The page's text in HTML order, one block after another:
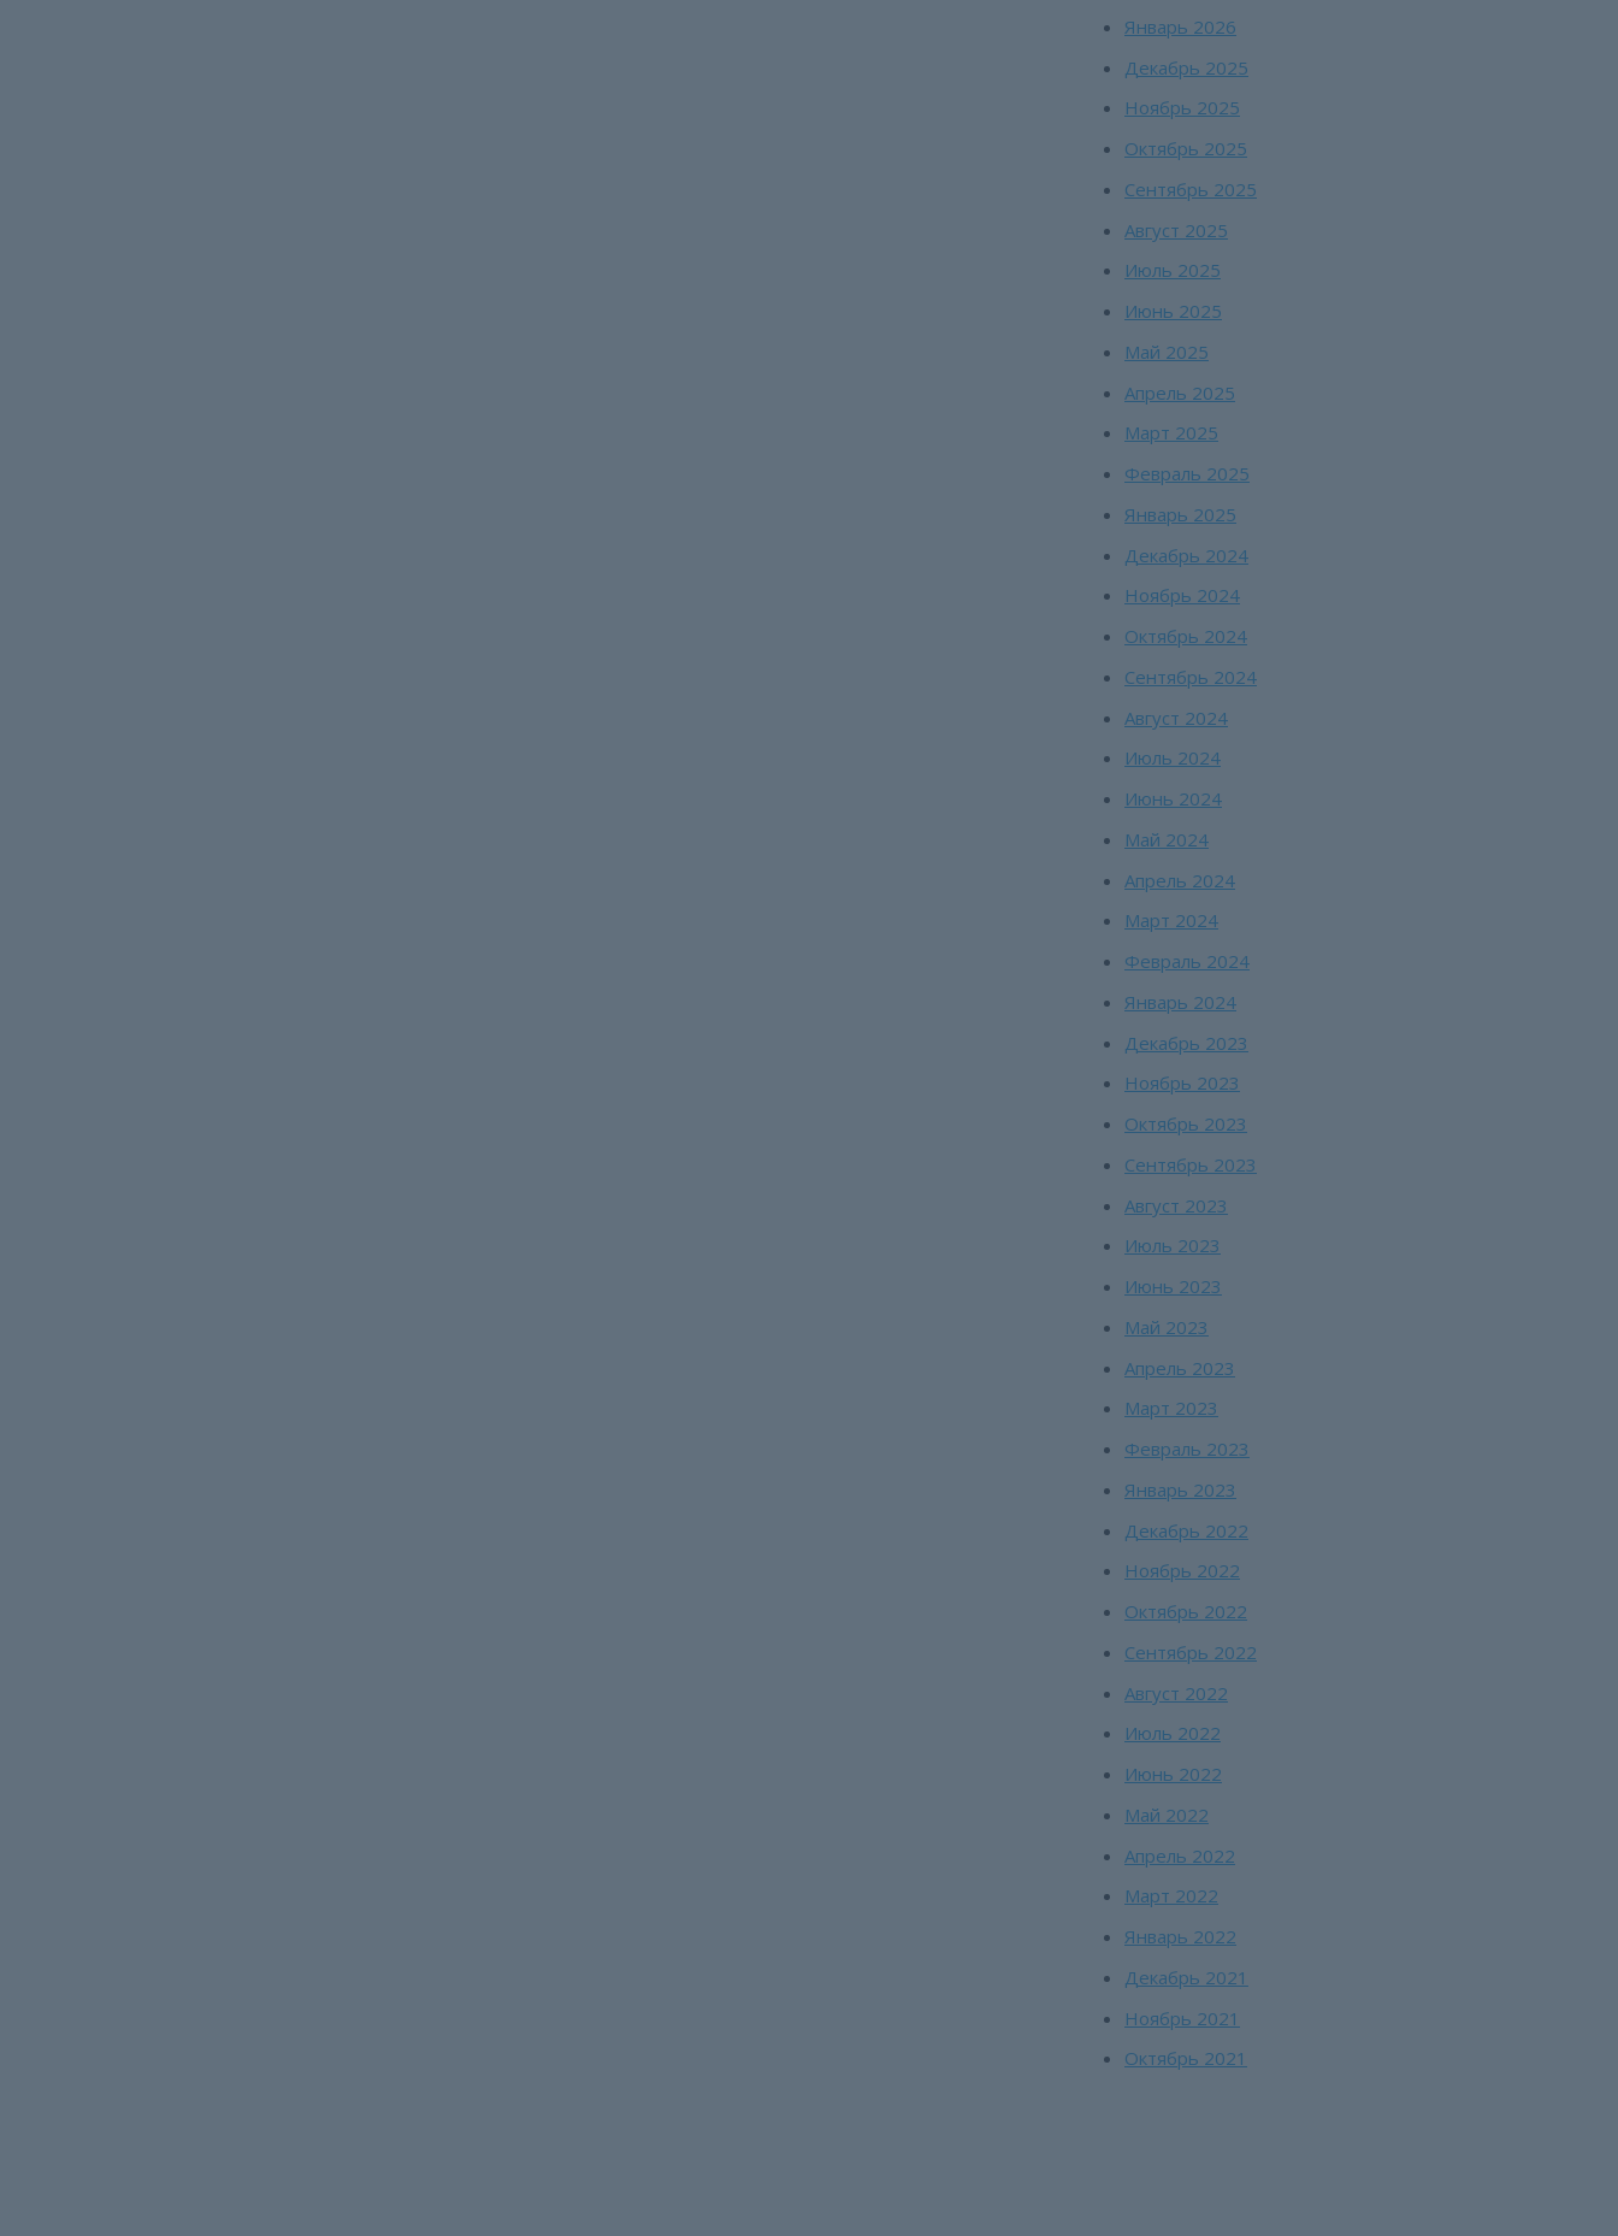
Январь 2026
Декабрь 2025
Ноябрь 2025
Октябрь 2025
Сентябрь 2025
Август 2025
Июль 2025
Июнь 2025
Май 2025
Апрель 2025
Март 2025
Февраль 2025
Январь 2025
Декабрь 2024
Ноябрь 2024
Октябрь 2024
Сентябрь 2024
Август 2024
Июль 2024
Июнь 2024
Май 2024
Апрель 2024
Март 2024
Февраль 2024
Январь 2024
Декабрь 2023
Ноябрь 2023
Октябрь 2023
Сентябрь 2023
Август 2023
Июль 2023
Июнь 2023
Май 2023
Апрель 2023
Март 2023
Февраль 2023
Январь 2023
Декабрь 2022
Ноябрь 2022
Октябрь 2022
Сентябрь 2022
Август 2022
Июль 2022
Июнь 2022
Май 2022
Апрель 2022
Март 2022
Январь 2022
Декабрь 2021
Ноябрь 2021
Октябрь 2021